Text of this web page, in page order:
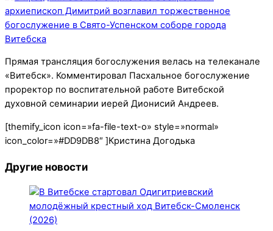
Прямая трансляция богослужения велась на телеканале
«Витебск». Комментировал Пасхальное богослужение
проректор по воспитательной работе Витебской
духовной семинарии иерей Дионисий Андреев.
[themify_icon icon=»fa-file-text-o» style=»normal»
icon_color=»#DD9DB8″ ]Кристина Догодька
Другие новости